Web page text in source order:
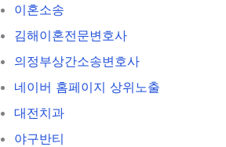
이혼소송
김해이혼전문변호사
의정부상간소송변호사
네이버 홈페이지 상위노출
대전치과
야구반티